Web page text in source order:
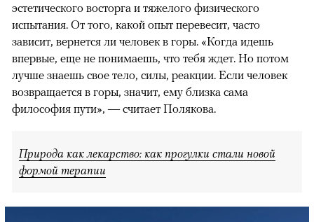
эстетического восторга и тяжелого физического
испытания. От того, какой опыт перевесит, часто
зависит, вернется ли человек в горы. «Когда идешь
впервые, еще не понимаешь, что тебя ждет. Но потом
лучше знаешь свое тело, силы, реакции. Если человек
возвращается в горы, значит, ему близка сама
философия пути», — считает Полякова.
Природа как лекарство: как прогулки стали новой
формой терапии